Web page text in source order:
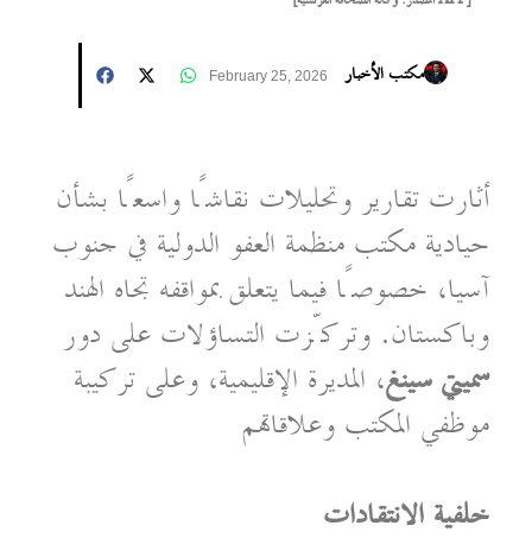
مكتب الأخبار February 25, 2026
أثارت تقارير وتحليلات نقاشًا واسعًا بشأن
حيادية مكتب منظمة العفو الدولية في جنوب
آسيا، خصوصًا فيما يتعلق بمواقفه تجاه الهند
وباكستان. وتركّزت التساؤلات على دور
سميتي سينغ، المديرة الإقليمية، وعلى تركيبة
موظفي المكتب وعلاقاتهم
خلفية الانتقادات